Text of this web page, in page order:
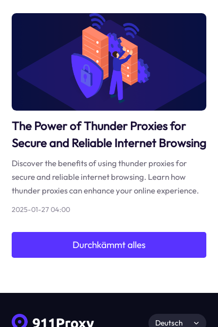
The Power of Thunder Proxies for
Secure and Reliable Internet Browsing
Discover the benefits of using thunder proxies for
secure and reliable internet browsing. Learn how
thunder proxies can enhance your online experience.
2025-01-27 04:00
Durchkämmt alles
Deutsch